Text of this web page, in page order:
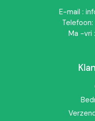
✔ Voor actieve mensen
✔ Voor wie soepel wil
✔ Voor volwassenen
E-mail :
Ma -vri